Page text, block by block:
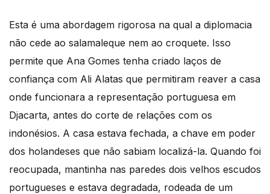
Esta é uma abordagem rigorosa na qual a diplomacia
não cede ao salamaleque nem ao croquete. Isso
permite que Ana Gomes tenha criado laços de
confiança com Ali Alatas que permitiram reaver a casa
onde funcionara a representação portuguesa em
Djacarta, antes do corte de relações com os
indonésios. A casa estava fechada, a chave em poder
dos holandeses que não sabiam localizá-la. Quando foi
reocupada, mantinha nas paredes dois velhos escudos
portugueses e estava degradada, rodeada de um